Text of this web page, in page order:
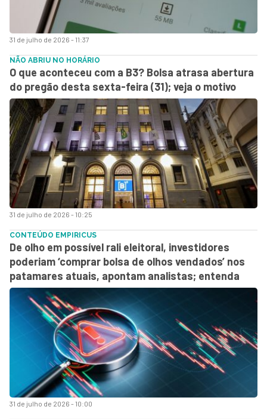
31 de julho de 2026 - 11:37
31 de julho de 2026 - 10:25
NÃO ABRIU NO HORÁRIO
O que aconteceu com a B3? Bolsa atrasa abertura
do pregão desta sexta-feira (31); veja o motivo
31 de julho de 2026 - 10:00
CONTEÚDO EMPIRICUS
De olho em possível rali eleitoral, investidores
poderiam ‘comprar bolsa de olhos vendados’ nos
patamares atuais, apontam analistas; entenda